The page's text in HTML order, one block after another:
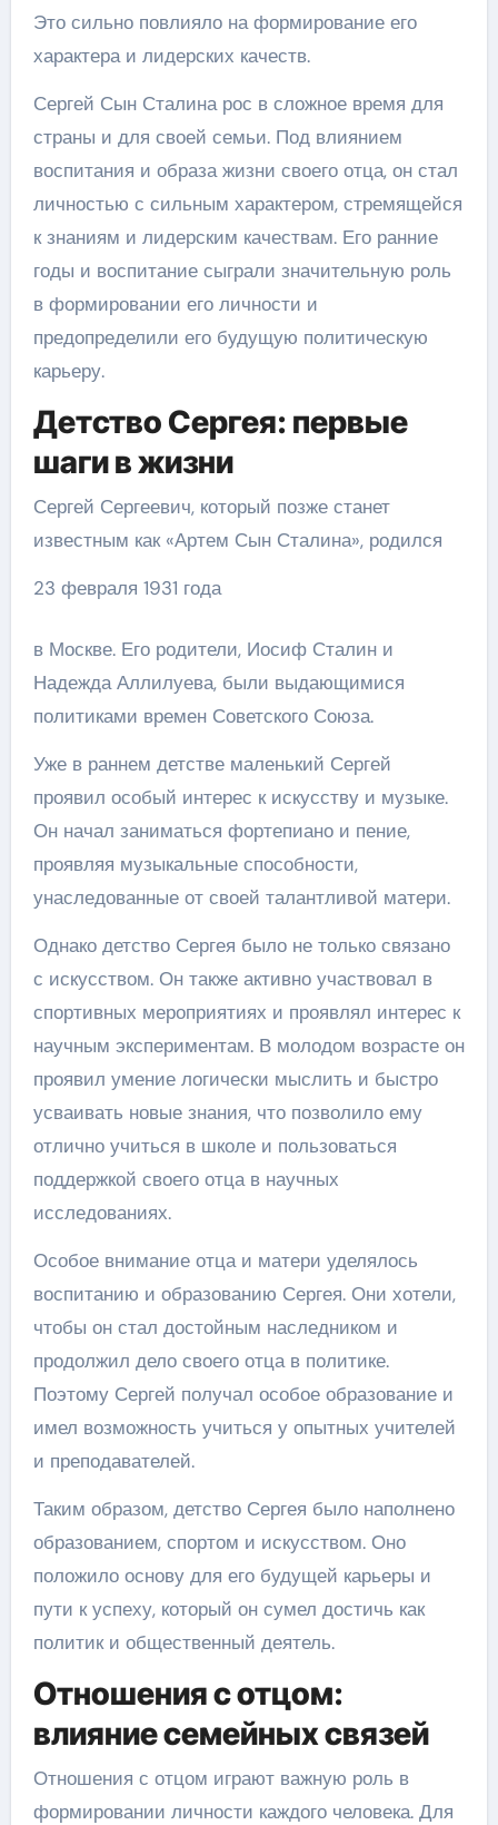
Это сильно повлияло на формирование его
характера и лидерских качеств.
Сергей Сын Сталина рос в сложное время для
страны и для своей семьи. Под влиянием
воспитания и образа жизни своего отца, он стал
личностью с сильным характером, стремящейся
к знаниям и лидерским качествам. Его ранние
годы и воспитание сыграли значительную роль
в формировании его личности и
предопределили его будущую политическую
карьеру.
Детство Сергея: первые
шаги в жизни
Сергей Сергеевич, который позже станет
известным как «Артем Сын Сталина», родился
23 февраля 1931 года
в Москве. Его родители, Иосиф Сталин и
Надежда Аллилуева, были выдающимися
политиками времен Советского Союза.
Уже в раннем детстве маленький Сергей
проявил особый интерес к искусству и музыке.
Он начал заниматься фортепиано и пение,
проявляя музыкальные способности,
унаследованные от своей талантливой матери.
Однако детство Сергея было не только связано
с искусством. Он также активно участвовал в
спортивных мероприятиях и проявлял интерес к
научным экспериментам. В молодом возрасте он
проявил умение логически мыслить и быстро
усваивать новые знания, что позволило ему
отлично учиться в школе и пользоваться
поддержкой своего отца в научных
исследованиях.
Особое внимание отца и матери уделялось
воспитанию и образованию Сергея. Они хотели,
чтобы он стал достойным наследником и
продолжил дело своего отца в политике.
Поэтому Сергей получал особое образование и
имел возможность учиться у опытных учителей
и преподавателей.
Таким образом, детство Сергея было наполнено
образованием, спортом и искусством. Оно
положило основу для его будущей карьеры и
пути к успеху, который он сумел достичь как
политик и общественный деятель.
Отношения с отцом:
влияние семейных связей
Отношения с отцом играют важную роль в
формировании личности каждого человека. Для